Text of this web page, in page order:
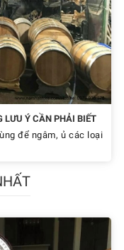
LƯU Ý CẦN PHẢI BIẾT
để ngâm, ủ các loại